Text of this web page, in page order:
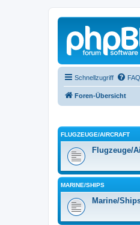
Schnellzugriff FAQ
Foren-Übersicht
FLUGZEUGE/AIRCRAFT
Flugzeuge/
MARINE/SHIPS
Marine/